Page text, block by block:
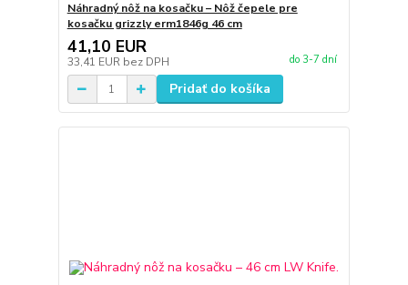
Náhradný nôž na kosačku – Nôž čepele pre
kosačku grizzly erm1846g 46 cm
41,10 EUR
33,41 EUR bez DPH do 3-7 dní
Pridať do košíka